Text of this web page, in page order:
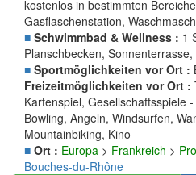
kostenlos in bestimmten
Gasflaschenstation,
■ Schwimmbad & Wellness : 1
Planschbecken,
■ Sportmöglichkeiten vor Ort :
Freizeitmöglichkeiten vor Ort :
Kartenspiel, Gesellschaftsspiele -
Bowling, Angeln, Windsurfen,
Mountainbiking, Kino
■ Ort : Europa > Frankreich >
Bouches-du-Rhône